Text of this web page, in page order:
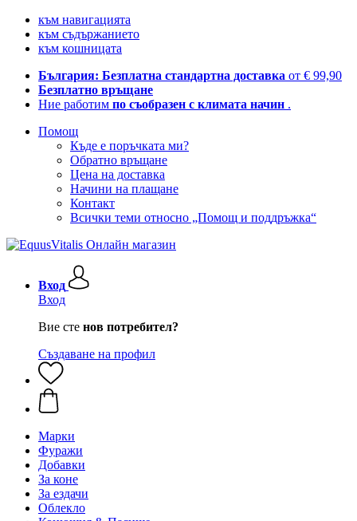
към навигацията
към съдържанието
към кошницата
България: Безплатна стандартна доставка от € 99,90
Безплатно връщане
Ние работим по съобразен с климата начин .
Помощ
Къде е поръчката ми?
Обратно връщане
Цена на доставка
Начини на плащане
Контакт
Всички теми относно „Помощ и поддръжка“
Вход
Вход
Вие сте нов потребител?
Създаване на профил
Марки
Фуражи
Добавки
За коне
За ездачи
Облекло